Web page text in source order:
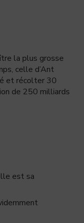
la plus grosse
celle d’Ant
et récolter 30
de 250 milliards
est sa